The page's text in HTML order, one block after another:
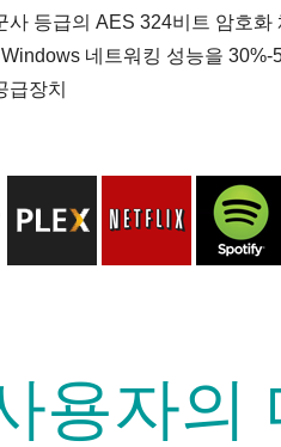
사 등급의 AES 324비트 암호화
네트워킹 성능을 30%-
급장치
용자의